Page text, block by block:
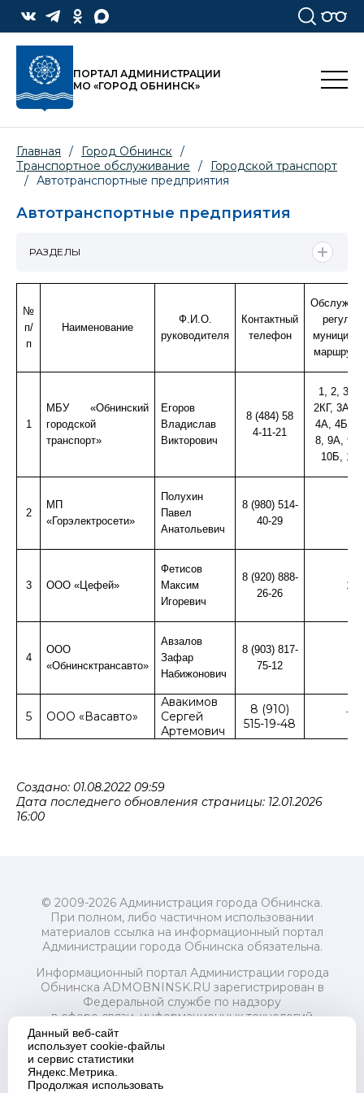
ПОРТАЛ АДМИНИСТРАЦИИ
МО «ГОРОД ОБНИНСК»
Главная / Город Обнинск /
Транспортное обслуживание
/
Городской транспорт
/ Автотранспортные предприятия
Автотранспортные предприятия
№
п/
п
Наименование
Ф.И.О.
руководителя
Контактный
телефон
1
МБУ «Обнинский
городской
транспорт»
Егоров
Владислав
Викторович
8 (484) 58
4-11-21
1, 2, 3,
2КГ,
4А, 4Б,
8, 9А,
10Б,
2
МП
«Горэлектросети»
Полухин
Павел
Анатольевич
8 (980) 514-
40-29
3 ООО «Цефей»
Фетисов
Максим
Игоревич
8 (920) 888-
26-26
13
4
ООО
«Обнинсктрансавто»
Авзалов
Зафар
Набижонович
8 (903) 817-
75-12
5 ООО «Васавто»
Авакимов
Сергей
Артемович
8 (910)
515-19-48
12
Создано: 01.08.2022 09:59
Дата последнего обновления страницы: 12.01.2026
16:00
РАЗДЕЛЫ
© 2009-2026 Администрация города Обнинска.
При полном, либо частичном использовании
материалов ссылка на информационный портал
Администрации города Обнинска обязательна.
Информационный портал Администрации города
Обнинска ADMOBNINSK.RU зарегистрирован в
Федеральной службе по надзору
в сфере связи, информационных технологий
и массовых коммуникаций (Роскомнадзор) 24 июля
2018 года.
Свидетельство о регистрации Эл № ФС77-73321
Учредитель: Администрация (исполнительно-
Данный веб-сайт
использует cookie-файлы
и сервис статистики
Яндекс.Метрика.
Продолжая использовать